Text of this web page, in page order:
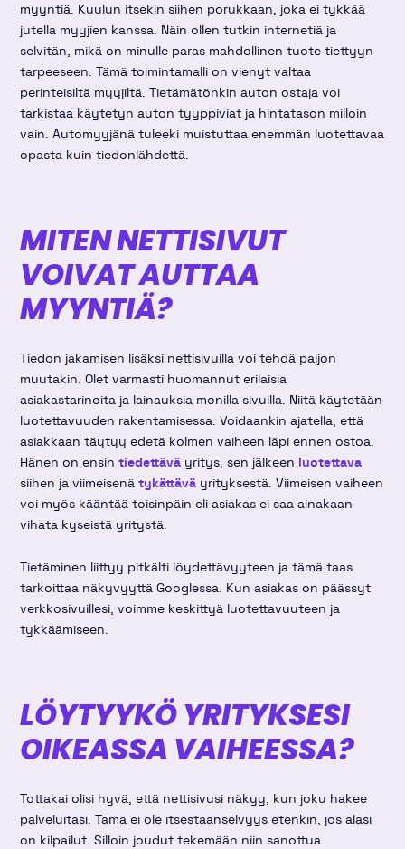
myyntiä. Kuulun itsekin siihen porukkaan, joka ei tykkää
jutella myyjien kanssa. Näin ollen tutkin internetiä ja
selvitän, mikä on minulle paras mahdollinen tuote tiettyyn
tarpeeseen. Tämä toimintamalli on vienyt valtaa
perinteisiltä myyjiltä. Tietämätönkin auton ostaja voi
tarkistaa käytetyn auton tyyppiviat ja hintatason milloin
vain. Automyyjänä tuleeki muistuttaa enemmän luotettavaa
opasta kuin tiedonlähdettä.
MITEN NETTISIVUT
VOIVAT AUTTAA
MYYNTIÄ?
Tiedon jakamisen lisäksi nettisivuilla voi tehdä paljon
muutakin. Olet varmasti huomannut erilaisia
asiakastarinoita ja lainauksia monilla sivuilla. Niitä käytetään
luotettavuuden rakentamisessa. Voidaankin ajatella, että
asiakkaan täytyy edetä kolmen vaiheen läpi ennen ostoa.
Hänen on ensintiedettävä yritys, sen jälkeen luotettava
siihen ja viimeisenätykättävä yrityksestä. Viimeisen vaiheen
voi myös kääntää toisinpäin eli asiakas ei saa ainakaan
vihata kyseistä yritystä.
Tietäminen liittyy pitkälti löydettävyyteen ja tämä taas
tarkoittaa näkyvyyttä Googlessa. Kun asiakas on päässyt
verkkosivuillesi, voimme keskittyä luotettavuuteen ja
tykkäämiseen.
LÖYTYYKÖ YRITYKSESI
OIKEASSA VAIHEESSA?
Tottakai olisi hyvä, että nettisivusi näkyy, kun joku hakee
palveluitasi. Tämä ei ole itsestäänselvyys etenkin, jos alasi
on kilpailut. Silloin joudut tekemään niin sanottua